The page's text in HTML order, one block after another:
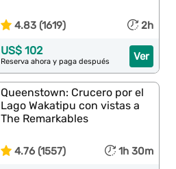
4.83 (1619) 2h
Ver
US$ 102
Reserva ahora y paga después
Queenstown: Crucero por el
Lago Wakatipu con vistas a
The Remarkables
4.76 (1557) 1h 30m